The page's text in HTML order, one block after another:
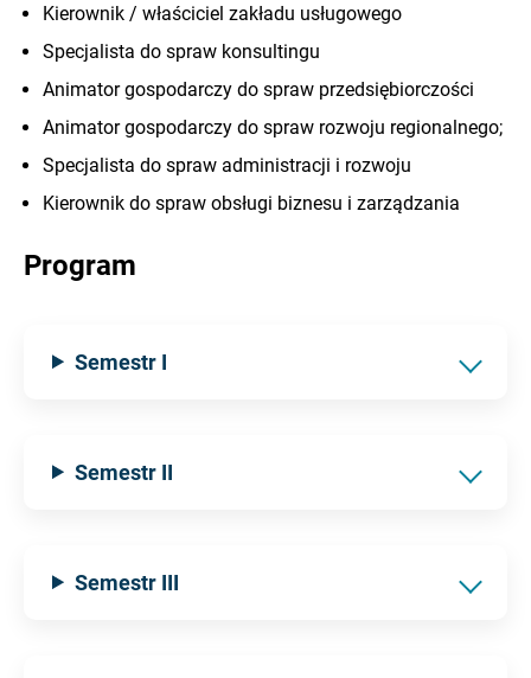
Kierownik / właściciel zakładu usługowego
Specjalista do spraw konsultingu
Animator gospodarczy do spraw przedsiębiorczości
Animator gospodarczy do spraw rozwoju regionalnego;
Specjalista do spraw administracji i rozwoju
Kierownik do spraw obsługi biznesu i zarządzania
Program
Semestr I
Semestr II
Semestr III